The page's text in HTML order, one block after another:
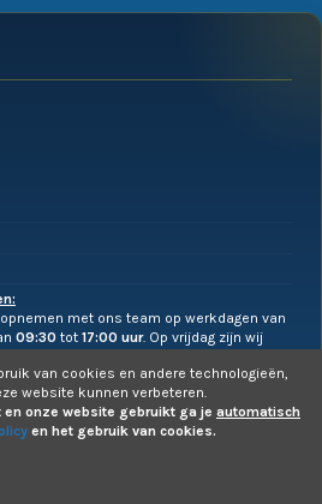
met ons team op werkdagen van
09:30 tot 17:00 uur. Op vrijdag zijn wij
van cookies en andere technologieën,
website kunnen verbeteren.
onze website gebruikt ga je automatisch
en het gebruik van cookies.